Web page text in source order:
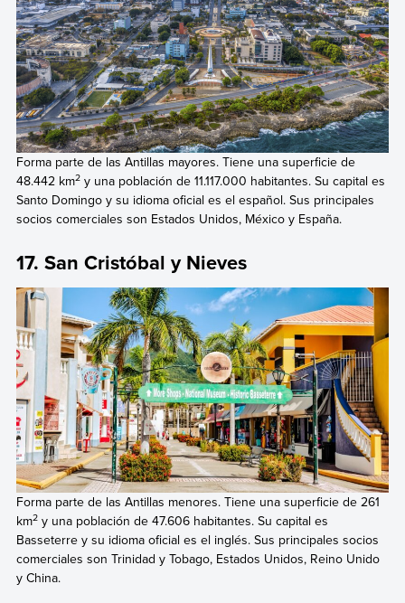
Forma parte de las Antillas mayores. Tiene una superficie de
48.442 km2y una población de 11.117.000 habitantes. Su capital es
Santo Domingo y su idioma oficial es el español. Sus principales
socios comerciales son Estados Unidos, México y España.
17. San Cristóbal y Nieves
Forma parte de las Antillas menores. Tiene una superficie de 261
km2y una población de 47.606 habitantes. Su capital es
Basseterre y su idioma oficial es el inglés. Sus principales socios
comerciales son Trinidad y Tobago, Estados Unidos, Reino Unido
y China.